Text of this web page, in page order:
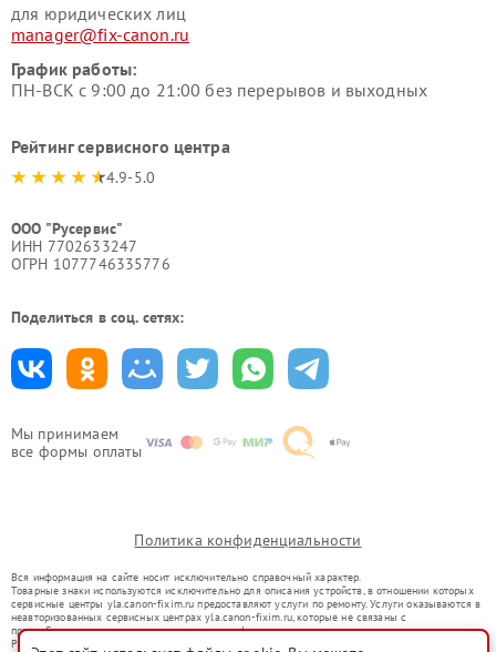
Мы принимаем
все формы оплаты
для юридических лиц
manager@fix-canon.ru
График работы:
ПН-ВСК с 9:00 до 21:00 без перерывов и выходных
Рейтинг сервисного центра
4.9-5.0
ООО "Русервис"
ИНН 7702633247
ОГРН 1077746335776
Поделиться в соц. сетях:
Политика конфиденциальности
Вся информация на сайте носит исключительно справочный характер.
Товарные знаки используются исключительно для описания устройств, в отношении которых
сервисные центры yla.canon-fixim.ru предоставляют услуги по ремонту. Услуги оказываются в
неавторизованных сервисных центрах yla.canon-fixim.ru, которые не связаны с
правообладателями товарных знаков или их официальными представителями.
Ремонт осуществляется для устройств, уже введенных в гражданский оборот в соответствии